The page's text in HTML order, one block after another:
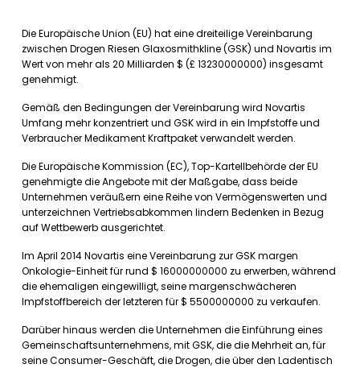
Die Europäische Union (EU) hat eine dreiteilige Vereinbarung
zwischen Drogen Riesen Glaxosmithkline (GSK) und Novartis im
Wert von mehr als 20 Milliarden $ (£ 13230000000) insgesamt
genehmigt.
Gemäß den Bedingungen der Vereinbarung wird Novartis
Umfang mehr konzentriert und GSK wird in ein Impfstoffe und
Verbraucher Medikament Kraftpaket verwandelt werden.
Die Europäische Kommission (EC), Top-Kartellbehörde der EU
genehmigte die Angebote mit der Maßgabe, dass beide
Unternehmen veräußern eine Reihe von Vermögenswerten und
unterzeichnen Vertriebsabkommen lindern Bedenken in Bezug
auf Wettbewerb ausgerichtet.
Im April 2014 Novartis eine Vereinbarung zur GSK margen
Onkologie-Einheit für rund $ 16000000000 zu erwerben, während
die ehemaligen eingewilligt, seine margenschwächeren
Impfstoffbereich der letzteren für $ 5500000000 zu verkaufen.
Darüber hinaus werden die Unternehmen die Einführung eines
Gemeinschaftsunternehmens, mit GSK, die die Mehrheit an, für
seine Consumer-Geschäft, die Drogen, die über den Ladentisch